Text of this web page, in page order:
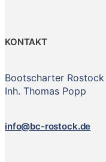
KONTAKT
Bootscharter Rostock
Inh. Thomas Popp
info@bc-rostock.de